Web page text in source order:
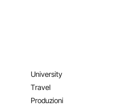
University
Travel
Produzioni